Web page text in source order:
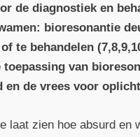
de diagnostiek en
bioresonantie
te behandelen
toepassing van
en de vrees voor
laat zien hoe absurd